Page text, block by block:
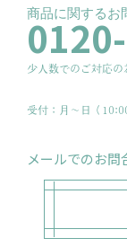
商品に関するお
少人数でのご対応の
受付：月〜日（
メールでのお問